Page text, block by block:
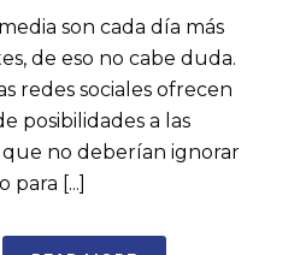
son cada día más
de eso no cabe duda.
redes sociales ofrecen
posibilidades a las
que no deberían ignorar
para [...]